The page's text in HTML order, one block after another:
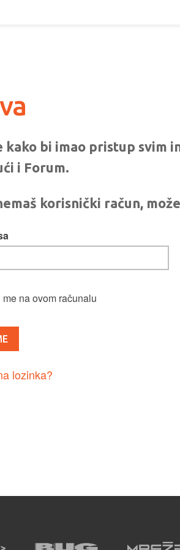
kako bi imao pristup svim
i Forum.
korisnički račun,
na ovom računalu
lozinka?